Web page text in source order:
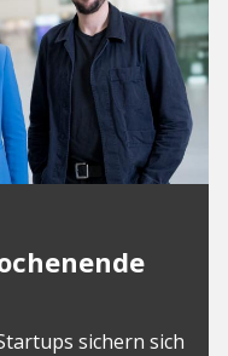
sichern sich